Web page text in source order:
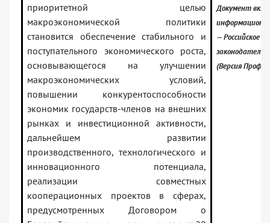
приоритетной целью
макроэкономической политики
становится обеспечение стабильного и
поступательного экономического роста,
основывающегося на улучшении
макроэкономических условий,
повышении конкурентоспособности
экономик государств-членов на внешних
рынках и инвестиционной активности,
дальнейшем развитии
производственного, технологического и
инновационного потенциала,
реализации совместных
кооперационных проектов в сферах,
предусмотренных Договором о
Документ
— Российское
(Версия Проф)